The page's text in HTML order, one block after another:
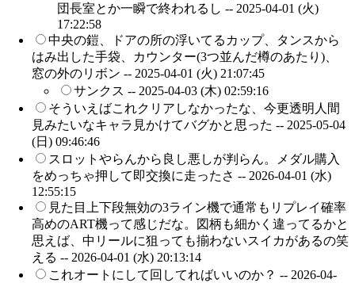
団長室とか一瞬で終われるし -- 2025-04-01 (火)
17:22:58
中央の鎧、ドアの所の浮いてるカップ、タンスから
はみ出した手袋、カウンター(3つ並んだ樽のあたり)、
窓の外のリボン -- 2025-04-01 (火) 21:07:45
サンクス -- 2025-04-03 (木) 02:59:16
そういえばこれクリアしなかったな、今更透明人間
見みたいなキャラ見かけてバグかと思った -- 2025-05-04
(日) 09:46:46
スロットやらんから良し悪しが判らん。メダル購入
をめっちゃ押して即交換に走ったさ -- 2026-04-01 (水)
12:55:15
見た目上下段無効の3ライン機で通常もリプレイ確率
高めのART機って感じだな。図柄も細かく違ってるかと
思えば、中リールに狙っても揃わないスイカがあるの笑
える -- 2026-04-01 (水) 20:13:14
これオートにして回してればいいのか？ -- 2026-04-